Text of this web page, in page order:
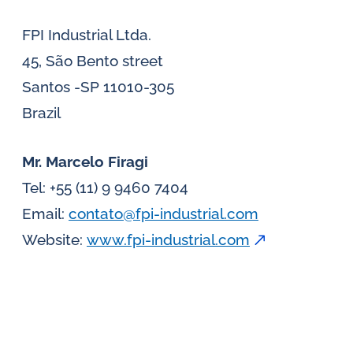
FPI Industrial Ltda.
45, São Bento street
Santos -SP 11010-305
Brazil
Mr. Marcelo Firagi
Tel: +55 (11) 9 9460 7404
Email: contato@fpi-industrial.com
Website: www.fpi-industrial.com